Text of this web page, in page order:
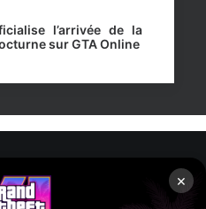
×
l’arrivée de la
sur GTA Online
– Tous droits réservés –